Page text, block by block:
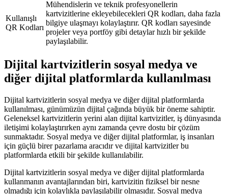
Kullanışlı
QR Kodları
Mühendislerin ve teknik profesyonellerin
kartvizitlerine ekleyebilecekleri QR kodları, daha fazla
bilgiye ulaşmayı kolaylaştırır. QR kodları sayesinde
projeler veya portföy gibi detaylar hızlı bir şekilde
paylaşılabilir.
Dijital kartvizitlerin sosyal medya ve
diğer dijital platformlarda kullanılması
Dijital kartvizitlerin sosyal medya ve diğer dijital platformlarda
kullanılması, günümüzün dijital çağında büyük bir öneme sahiptir.
Geleneksel kartvizitlerin yerini alan dijital kartvizitler, iş dünyasında
iletişimi kolaylaştırırken aynı zamanda çevre dostu bir çözüm
sunmaktadır. Sosyal medya ve diğer dijital platformlar, iş insanları
için güçlü birer pazarlama aracıdır ve dijital kartvizitler bu
platformlarda etkili bir şekilde kullanılabilir.
Dijital kartvizitlerin sosyal medya ve diğer dijital platformlarda
kullanmanın avantajlarından biri, kartvizitin fiziksel bir nesne
olmadığı için kolaylıkla paylaşılabilir olmasıdır. Sosyal medya